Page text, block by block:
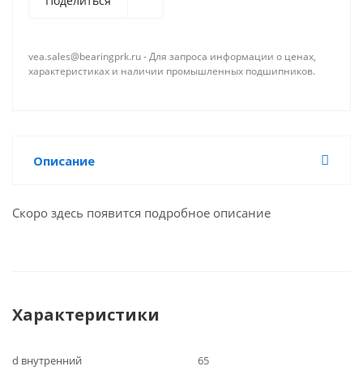
vea.sales@bearingprk.ru - Для запроса информации о ценах,
характеристиках и наличии промышленных подшипников.
Описание
Скоро здесь появится подробное описание
Характеристики
d внутренний
65